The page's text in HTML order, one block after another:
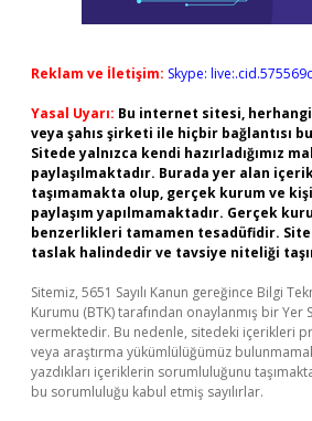
Reklam ve İletişim: Skype:
Yasal Uyarı: Bu internet sitesi,
veya şahıs şirketi ile hiçbir bağlantısı
Sitede yalnızca kendi hazırladığımız
paylaşılmaktadır. Burada yer alan
taşımamakta olup, gerçek kurum ve
paylaşım yapılmamaktadır. Gerçek
benzerlikleri tamamen tesadüfidir.
taslak halindedir ve tavsiye niteliği
Sitemiz, 5651 Sayılı Kanun gereğince Bilgi
Kurumu (BTK) tarafından onaylanmış bir Yer
vermektedir. Bu nedenle, sitedeki içerikleri
veya araştırma yükümlülüğümüz
yazdıkları içeriklerin sorumluluğunu
bu sorumluluğu kabul etmiş sayılırlar.